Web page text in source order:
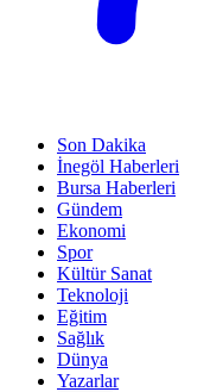
Son Dakika
İnegöl Haberleri
Bursa Haberleri
Gündem
Ekonomi
Spor
Kültür Sanat
Teknoloji
Eğitim
Sağlık
Dünya
Yazarlar